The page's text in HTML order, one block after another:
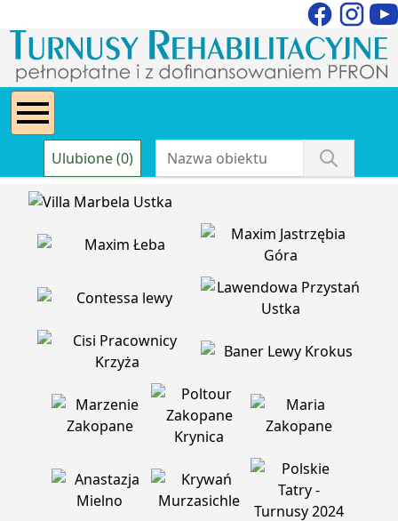
Ulubione (0)